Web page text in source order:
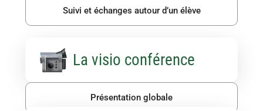
Suivi et échanges autour d’un élève
La visio conférence
Présentation globale